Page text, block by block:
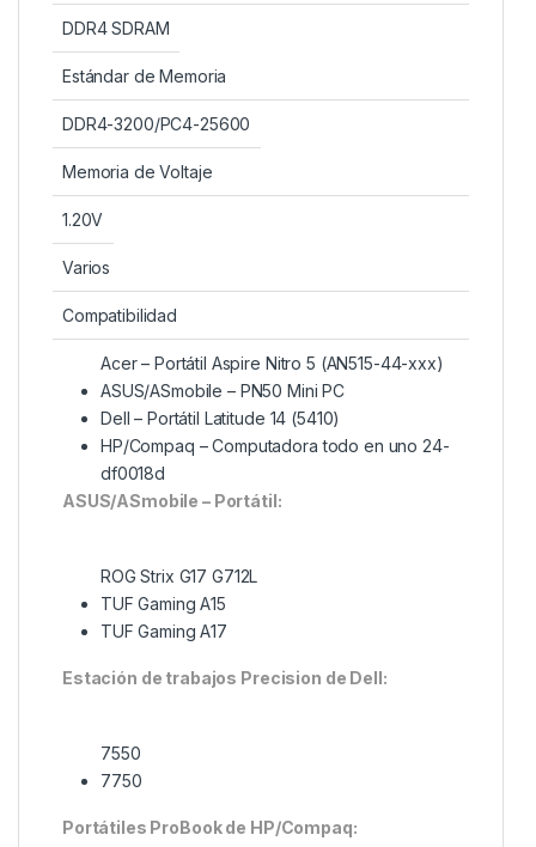
DDR4 SDRAM
Estándar de Memoria
DDR4-3200/PC4-25600
Memoria de Voltaje
1.20V
Varios
Compatibilidad
Acer – Portátil Aspire Nitro 5 (AN515-44-xxx)
ASUS/ASmobile – PN50 Mini PC
Dell – Portátil Latitude 14 (5410)
HP/Compaq – Computadora todo en uno 24-
df0018d
ASUS/ASmobile – Portátil:
ROG Strix G17 G712L
TUF Gaming A15
TUF Gaming A17
Estación de trabajos Precision de Dell:
7550
7750
Portátiles ProBook de HP/Compaq: